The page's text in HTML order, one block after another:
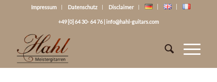
Impressum Datenschutz Disclaimer
+49 [0] 64 30- 64 76|info@hahl-guitars.com